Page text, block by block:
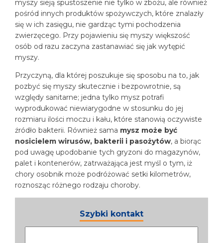
myszy sieją spustoszenie nie tylko w zbożu, ale również
pośród innych produktów spożywczych, które znalazły
się w ich zasięgu, nie gardząc tymi pochodzenia
zwierzęcego. Przy pojawieniu się myszy większość
osób od razu zaczyna zastanawiać się jak wytępić
myszy.
Przyczyną, dla której poszukuje się sposobu na to, jak
pozbyć się myszy skutecznie i bezpowrotnie, są
względy sanitarne; jedna tylko mysz potrafi
wyprodukować niewiarygodne w stosunku do jej
rozmiaru ilości moczu i kału, które stanowią oczywiste
źródło bakterii. Również sama mysz może być
nosicielem wirusów, bakterii i pasożytów, a biorąc
pod uwagę upodobanie tych gryzoni do magazynów,
palet i kontenerów, zatrważająca jest myśl o tym, iż
chory osobnik może podróżować setki kilometrów,
roznosząc różnego rodzaju choroby.
Szybki kontakt